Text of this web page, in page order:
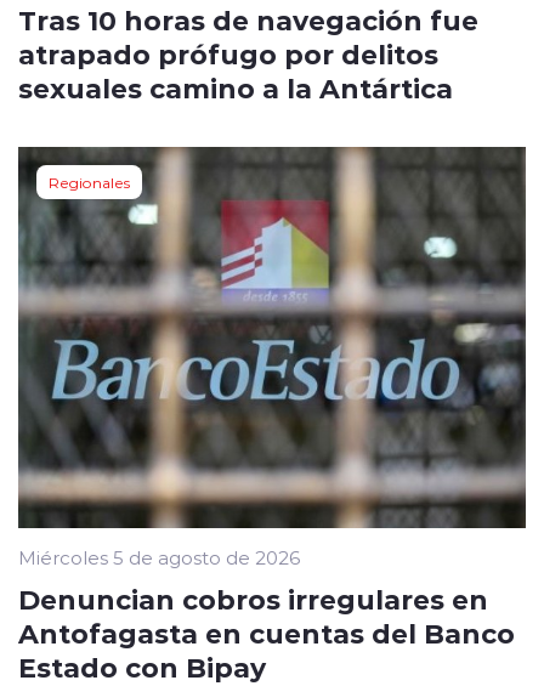
Tras 10 horas de navegación fue
atrapado prófugo por delitos
sexuales camino a la Antártica
Regionales
Miércoles 5 de agosto de 2026
Denuncian cobros irregulares en
Antofagasta en cuentas del Banco
Estado con Bipay